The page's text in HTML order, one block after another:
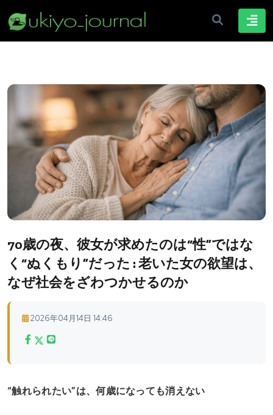
70歳の夜、彼女が求めたのは“性”ではな
く“ぬくもり”だった : 老いた女の欲望は、
なぜ社会をざわつかせるのか
2026年04月14日 14:46
“触れられたい”は、何歳になっても消えない